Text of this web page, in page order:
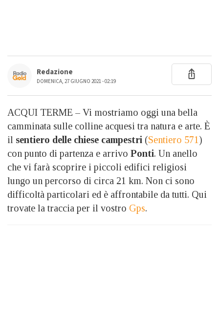
Redazione
DOMENICA, 27 GIUGNO 2021 - 02:19
ACQUI TERME – Vi mostriamo oggi una bella
camminata sulle colline acquesi tra natura e arte. È
il sentiero delle chiese campestri (Sentiero 571 )
con punto di partenza e arrivo Ponti. Un anello
che vi farà scoprire i piccoli edifici religiosi
lungo un percorso di circa 21 km. Non ci sono
difficoltà particolari ed è affrontabile da tutti. Qui
trovate la traccia per il vostro Gps.